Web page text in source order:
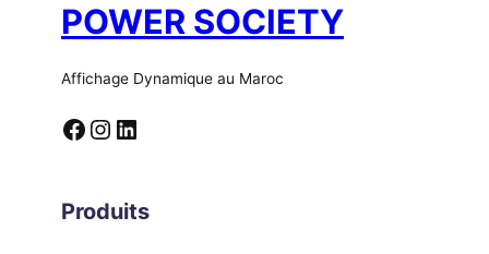
POWER SOCIETY
Affichage Dynamique au Maroc
Facebook Instagram LinkedIn
Produits